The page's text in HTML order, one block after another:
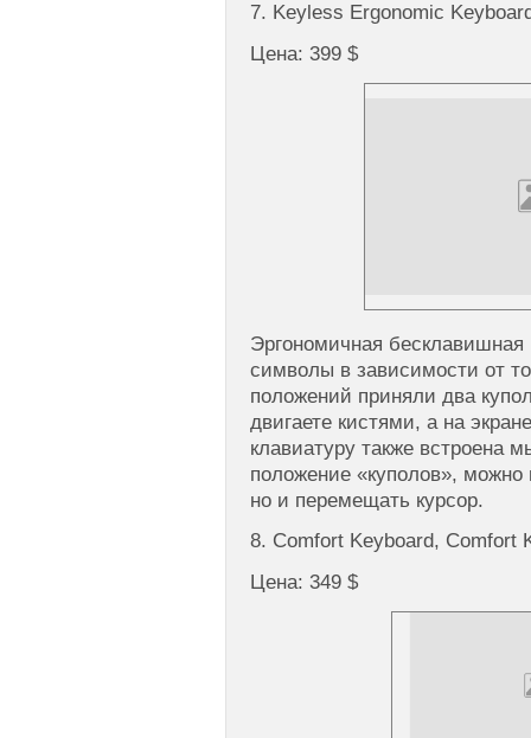
7. Keyless Ergonomic
Цена: 399 $
Эргономичная бесклавишная
символы в зависимости от
положений приняли два
двигаете кистями, а на
клавиатуру также встроена
положение «куполов»,
но и перемещать курсор.
8. Comfort Keyboard, Comfort
Цена: 349 $